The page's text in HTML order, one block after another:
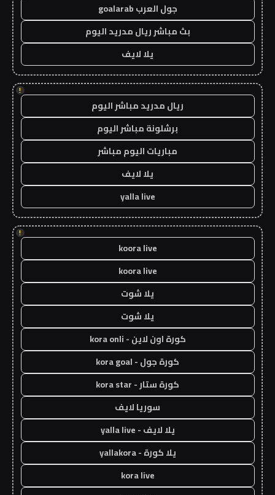
جول العرب goalarab
بث مباشر ريال مدريد اليوم
يلا لايف
!
ريال مدريد مباشر اليوم
برشلونة مباشر اليوم
مباريات اليوم مباشر
يلا لايف
yalla live
!
koora live
koora live
يلا شوت
يلا شوت
كورة اون لاين - kora onli
كورة جول - kora goal
كورة ستار - kora star
سوريا لايف
يلا لايف - yalla live
يلا كورة - yallakora
kora live